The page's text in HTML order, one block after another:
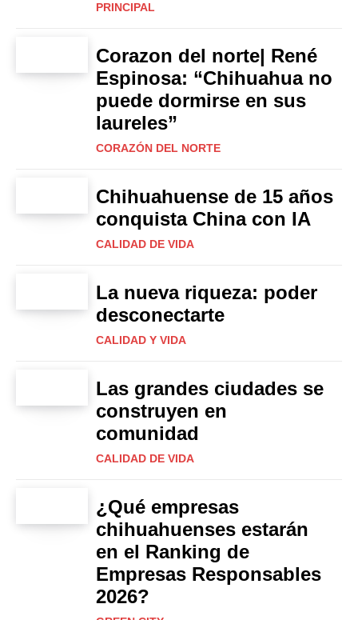
PRINCIPAL
Corazon del norte| René
Espinosa: “Chihuahua no
puede dormirse en sus
laureles”
CORAZÓN DEL NORTE
Chihuahuense de 15 años
conquista China con IA
CALIDAD DE VIDA
La nueva riqueza: poder
desconectarte
CALIDAD Y VIDA
Las grandes ciudades se
construyen en
comunidad
CALIDAD DE VIDA
¿Qué empresas
chihuahuenses estarán
en el Ranking de
Empresas Responsables
2026?